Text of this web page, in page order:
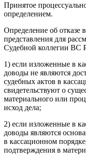
Принятое
определением.
Определение об отказе
представления для
Судебной коллегии ВС
1) если изложенные в
доводы не являются
судебных актов в
свидетельствуют о
материального или
исход дела;
2) если изложенные в
доводы являются
в кассационном
подтверждения в